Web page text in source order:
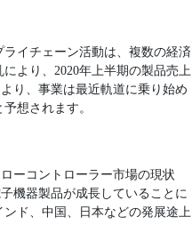
イチェーン活動は、複数の経済
より、2020年上半期の製品売上
り、事業は最近軌道に乗り始め
想されます。
ーコントローラー市場の現状
機器製品が成長していることに
ド、中国、日本などの発展途上